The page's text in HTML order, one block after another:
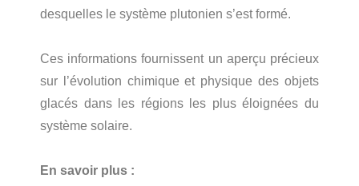
desquelles le système plutonien s’est formé.
Ces informations fournissent un aperçu précieux
sur l’évolution chimique et physique des objets
glacés dans les régions les plus éloignées du
système solaire.
En savoir plus :